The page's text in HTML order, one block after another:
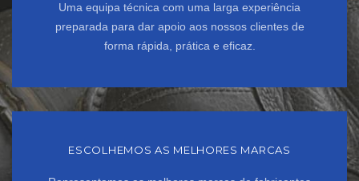
Uma equipa técnica com uma larga experiência
preparada para dar apoio aos nossos clientes de
forma rápida, prática e eficaz.
ESCOLHEMOS AS MELHORES MARCAS